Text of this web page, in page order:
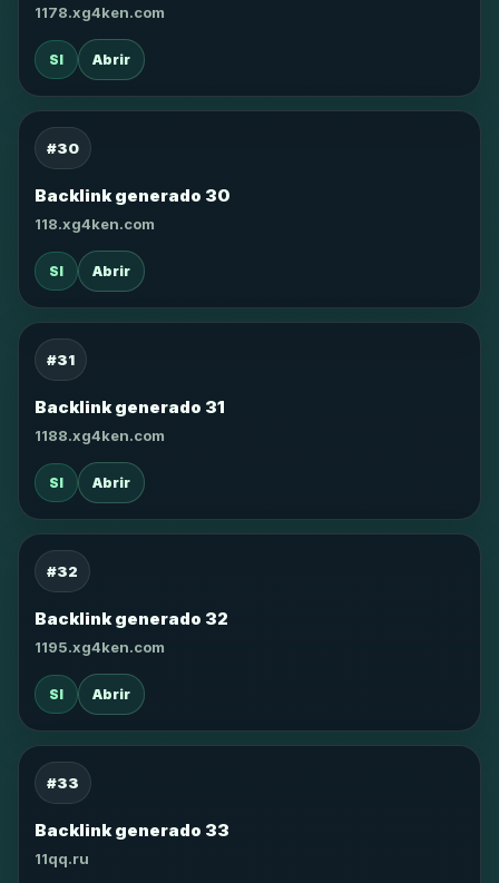
1178.xg4ken.com
SI Abrir
#30
Backlink generado 30
118.xg4ken.com
SI Abrir
#31
Backlink generado 31
1188.xg4ken.com
SI Abrir
#32
Backlink generado 32
1195.xg4ken.com
SI Abrir
#33
Backlink generado 33
11qq.ru